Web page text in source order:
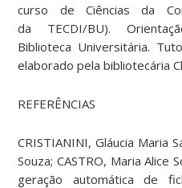
curso de Ciências da
da TECDI/BU).
Biblioteca Universitária.
elaborado pela bibliotecária
REFERÊNCIAS
CRISTIANINI, Gláucia Maria
Souza; CASTRO, Maria Alice
geração automática de